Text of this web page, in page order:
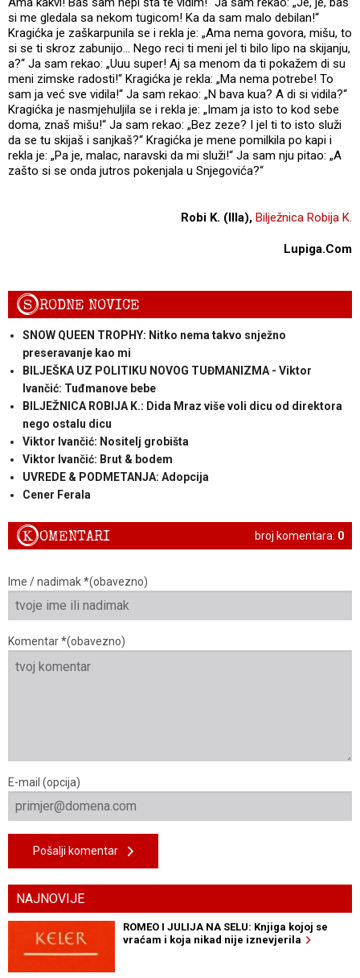
si me gledala sa nekom tugicom! Ka da sam malo debilan!“
Kragićka je zaškarpunila se i rekla je: „Ama nema govora, mišu, to
si se ti skroz zabunijo... Nego reci ti meni jel ti bilo lipo na skijanju,
a?“ Ja sam rekao: „Uuu super! Aj sa menom da ti pokažem di su
meni zimske radosti!“ Kragićka je rekla: „Ma nema potrebe! To
sam ja već sve vidila!“ Ja sam rekao: „N bava kua? A di si vidila?“
Kragićka je nasmjehuljila se i rekla je: „Imam ja isto to kod sebe
doma, znaš mišu!“ Ja sam rekao: „Bez zeze? I jel ti to isto služi
da se tu skijaš i sanjkaš?“ Kragićka je mene pomilkila po kapi i
rekla je: „Pa je, malac, naravski da mi služi!“ Ja sam nju pitao: „A
zašto si se onda jutros pokenjala u Snjegovića?“
Robi K. (IIIa), Bilježnica Robija K.
Lupiga.Com
SRODNE NOVICE
SNOW QUEEN TROPHY: Nitko nema takvo snježno
preseravanje kao mi
BILJEŠKA UZ POLITIKU NOVOG TUĐMANIZMA - Viktor
Ivančić: Tuđmanove bebe
BILJEŽNICA ROBIJA K.: Dida Mraz više voli dicu od direktora
nego ostalu dicu
Viktor Ivančić: Nositelj grobišta
Viktor Ivančić: Brut & bodem
UVREDE & PODMETANJA: Adopcija
Cener Ferala
broj komentara: 0
KOMENTARI
Ime / nadimak *(obavezno)
Komentar *(obavezno)
E-mail (opcija)
Pošalji komentar
NAJNOVIJE
ROMEO I JULIJA NA SELU: Knjiga kojoj se
vraćam i koja nikad nije iznevjerila